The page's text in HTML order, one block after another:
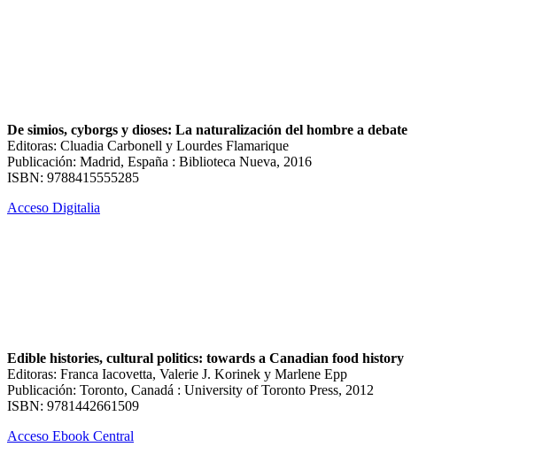
De simios, cyborgs y dioses: La naturalización del hombre a debate
Editoras: Cluadia Carbonell y Lourdes Flamarique
Publicación: Madrid, España : Biblioteca Nueva, 2016
ISBN: 9788415555285
Acceso Digitalia
Edible histories, cultural politics: towards a Canadian food history
Editoras: Franca Iacovetta, Valerie J. Korinek y Marlene Epp
Publicación: Toronto, Canadá : University of Toronto Press, 2012
ISBN: 9781442661509
Acceso Ebook Central